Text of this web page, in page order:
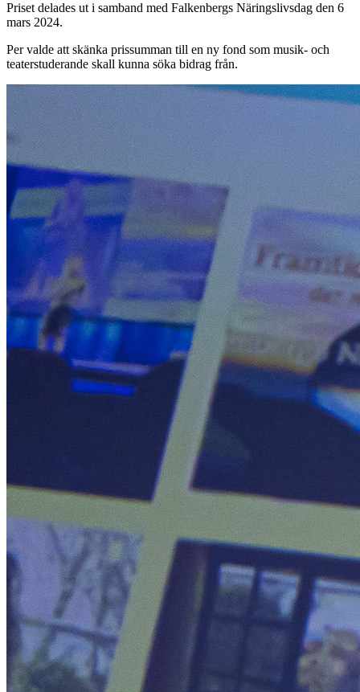
Priset delades ut i samband med Falkenbergs Näringslivsdag den 6
mars 2024.
Per valde att skänka prissumman till en ny fond som musik- och
teaterstuderande skall kunna söka bidrag från.